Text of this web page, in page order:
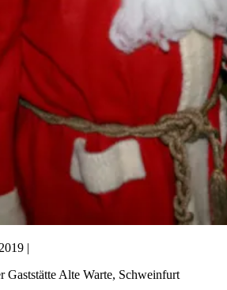
|
Gaststätte Alte Warte, Schweinfurt